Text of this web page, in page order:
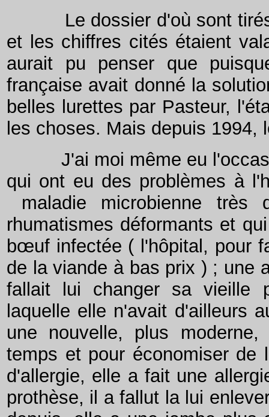
Le dossier d'où sont tirés
et les chiffres cités étaient
aurait pu penser que
française avait donné la
belles lurettes par Pasteur,
les choses. Mais depuis 1994,
J'ai moi même eu
qui ont eu des problèmes à
maladie microbienne très
rhumatismes déformants et
bœuf infectée ( l'hôpital, pour
de la viande à bas prix ) ; une
fallait lui changer sa vieille
laquelle elle n'avait d'ailleurs
une nouvelle, plus
temps et pour économiser
d'allergie, elle a fait une
prothèse, il a fallut la lui